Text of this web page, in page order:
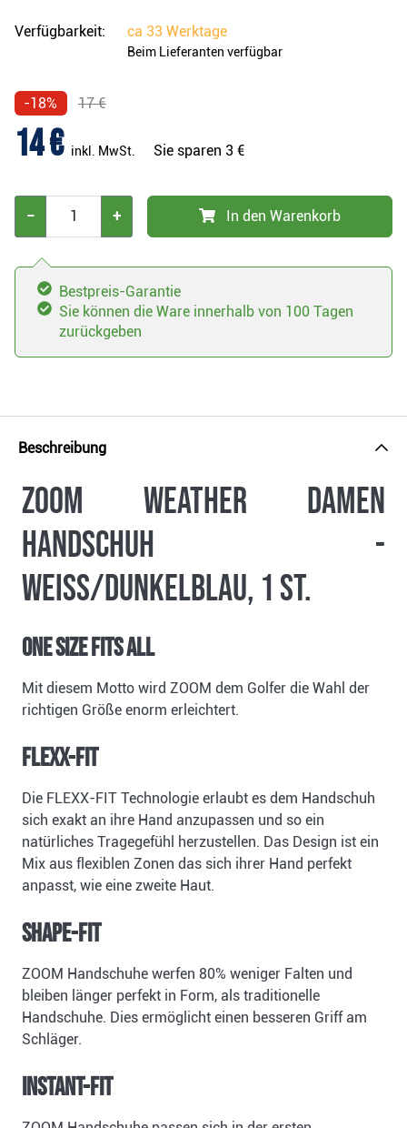
Verfügbarkeit: ca 33 Werktage
Beim Lieferanten verfügbar
-18% 17 €
14 € inkl. MwSt. Sie sparen 3 €
− + In den Warenkorb
Bestpreis-Garantie
Sie können die Ware innerhalb von 100 Tagen
zurückgeben
Beschreibung
Zoom Weather Damen
Handschuh -
weiss/dunkelblau, 1 St.
ONE SIZE FITS ALL
Mit diesem Motto wird ZOOM dem Golfer die Wahl der
richtigen Größe enorm erleichtert.
FLEXX-FIT
Die FLEXX-FIT Technologie erlaubt es dem Handschuh
sich exakt an ihre Hand anzupassen und so ein
natürliches Tragegefühl herzustellen. Das Design ist ein
Mix aus flexiblen Zonen das sich ihrer Hand perfekt
anpasst, wie eine zweite Haut.
SHAPE-FIT
ZOOM Handschuhe werfen 80% weniger Falten und
bleiben länger perfekt in Form, als traditionelle
Handschuhe. Dies ermöglicht einen besseren Griff am
Schläger.
INSTANT-FIT